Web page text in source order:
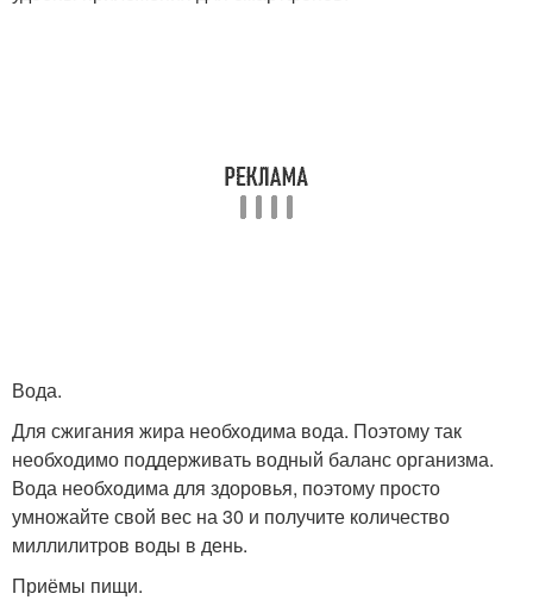
Вода.
Для сжигания жира необходима вода. Поэтому так
необходимо поддерживать водный баланс организма.
Вода необходима для здоровья, поэтому просто
умножайте свой вес на 30 и получите количество
миллилитров воды в день.
Приёмы пищи.